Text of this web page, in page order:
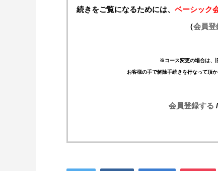
続きをご覧になるためには、 ベーシック
（会員登
※コース変更の場合は、
お客様の手で解除手続きを行なって頂
会員登録する /